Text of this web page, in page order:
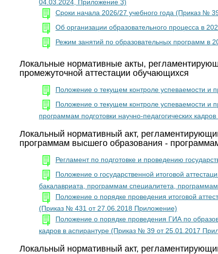
04.03.2024, Приложение 3)
Сроки начала 2026/27 учебного года (Приказ №
Об организации образовательного процесса в
Режим занятий по образовательных программ в
Локальные нормативные акты,
промежуточной аттестации обучающихся
Положение о текущем контроле успеваемости и
Положение о текущем контроле успеваемости и
программам подготовки научно-педагогических
Локальный нормативный акт,
программам высшего образования -
Регламент по подготовке и проведению
Положение о государственной итоговой
бакалавриата, программам специалитета,
Положение о порядке проведения итоговой
(Приказ № 431 от 27.06.2018 Приложение)
Положение о порядке проведения ГИА по
кадров в аспирантуре (Приказ № 39 от 25.01.2017
Локальный нормативный акт,